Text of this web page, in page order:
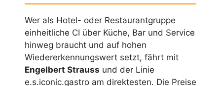
Wer als Hotel- oder Restaurantgruppe
einheitliche CI über Küche, Bar und Service
hinweg braucht und auf hohen
Wiedererkennungswert setzt, fährt mit
Engelbert Strauss und der Linie
e.s.iconic.gastro am direktesten. Die Preise